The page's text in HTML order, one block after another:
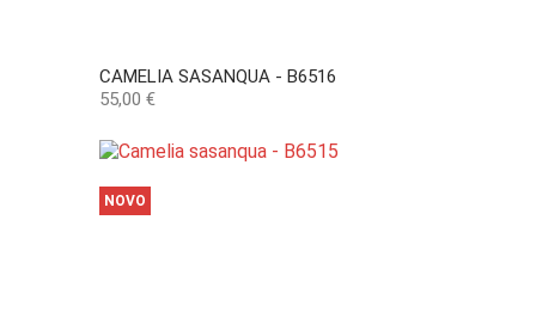
CAMELIA SASANQUA - B6516
Preço
55,00 €
NOVO